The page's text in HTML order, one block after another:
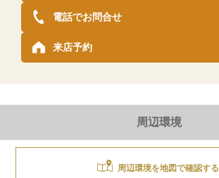
来店予約
電話でお問合せ
周辺環境
周辺環境を地図で確認する